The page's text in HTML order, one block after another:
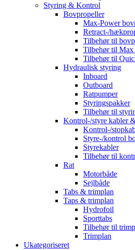
Styring & Kontrol
Bovpropeller
Max-Power
Retract-/
Tilbehør til
Tilbehør til Max
Tilbehør til
Hydraulisk styring
Inboard
Outboard
Ratpumper
Styringspakker
Tilbehør til
Kontrol-/styre kabler
Kontrol-/
Styre-/kontrol
Styrekabler
Tilbehør til
Rat
Motorbåde
Sejlbåde
Tabs & trimplan
Taps & trimplan
Hydrofoil
Sporttabs
Tilbehør til
Trimplan
Ukategoriseret